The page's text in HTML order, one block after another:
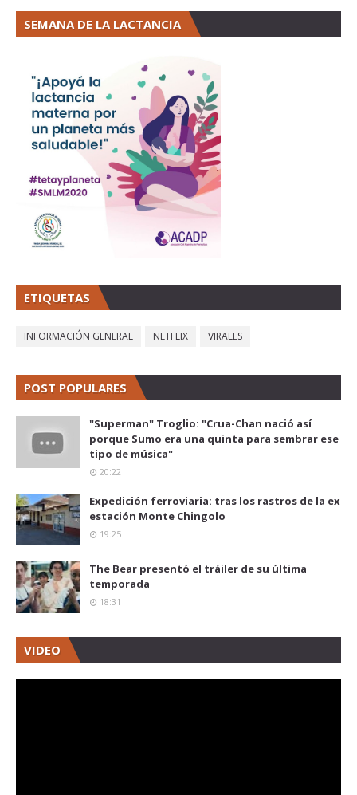
SEMANA DE LA LACTANCIA
ETIQUETAS
INFORMACIÓN GENERAL NETFLIX VIRALES
POST POPULARES
"Superman" Troglio: "Crua-Chan nació así
porque Sumo era una quinta para sembrar ese
tipo de música"
20:22
Expedición ferroviaria: tras los rastros de la ex
estación Monte Chingolo
19:25
The Bear presentó el tráiler de su última
temporada
18:31
VIDEO